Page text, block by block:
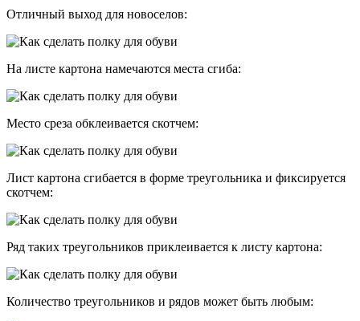
Отличный выход для новоселов:
На листе картона намечаются места сгиба:
Место среза обклеивается скотчем:
Лист картона сгибается в форме треугольника и фиксируется
скотчем:
Ряд таких треугольников приклеивается к листу картона:
Количество треугольников и рядов может быть любым: